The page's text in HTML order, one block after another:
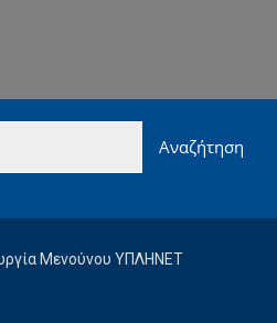
Μενούνου ΥΠΛΗΝΕΤ